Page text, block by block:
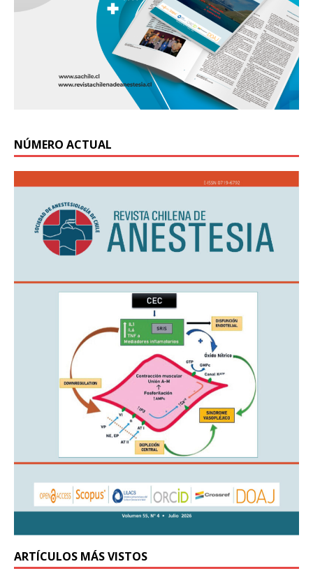
NÚMERO ACTUAL
ARTÍCULOS MÁS VISTOS